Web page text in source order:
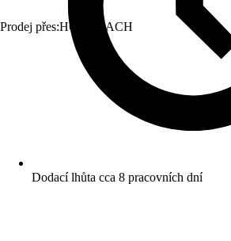
Prodej přes:HORNBACH
Dodací lhůta cca 8 pracovních dní